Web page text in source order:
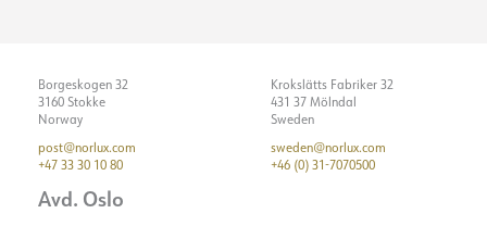
Borgeskogen 32
3160 Stokke
Norway
post@norlux.com
+47 33 30 10 80
Avd. Oslo
Krokslätts Fabriker 32
431 37 Mölndal
Sweden
sweden@norlux.com
+46 (0) 31-7070500